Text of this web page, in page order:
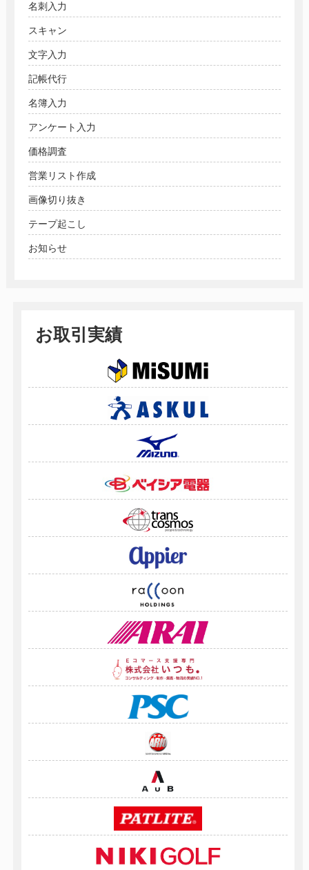
名刺入力
スキャン
文字入力
記帳代行
名簿入力
アンケート入力
価格調査
営業リスト作成
画像切り抜き
テープ起こし
お知らせ
お取引実績